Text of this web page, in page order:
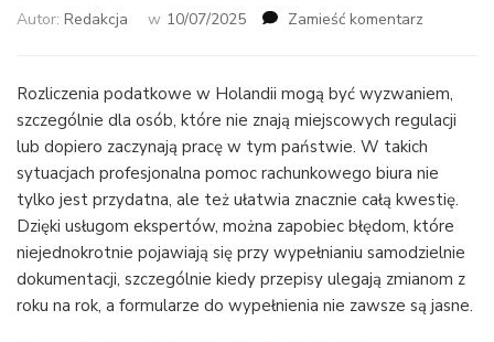
Autor: Redakcja w 10/07/2025 Zamieść komentarz
biuro
księgowe
pomaga
w
podatków
w
Holandii
Rozliczenia podatkowe w Holandii mogą być wyzwaniem,
szczególnie dla osób, które nie znają miejscowych regulacji
lub dopiero zaczynają pracę w tym państwie. W takich
sytuacjach profesjonalna pomoc rachunkowego biura nie
tylko jest przydatna, ale też ułatwia znacznie całą kwestię.
Dzięki usługom ekspertów, można zapobiec błędom, które
niejednokrotnie pojawiają się przy wypełnianiu samodzielnie
dokumentacji, szczególnie kiedy przepisy ulegają zmianom z
roku na rok, a formularze do wypełnienia nie zawsze są jasne.